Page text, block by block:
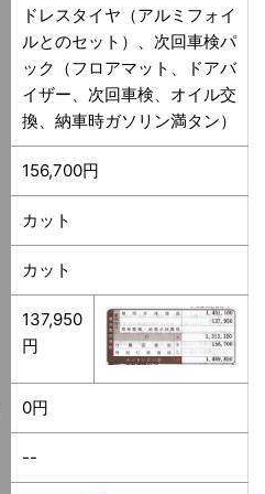
ドレスタイヤ（アルミフォイ
ルとのセット）、次回車検パ
ック（フロアマット、ドアバ
イザー、次回車検、オイル交
換、納車時ガソリン満タン）
156,700円
カット
カット
137,950
円
0円
--